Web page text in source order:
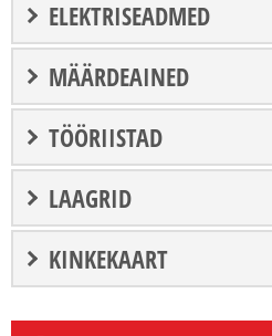
ELEKTRISEADMED
MÄÄRDEAINED
TÖÖRIISTAD
LAAGRID
KINKEKAART